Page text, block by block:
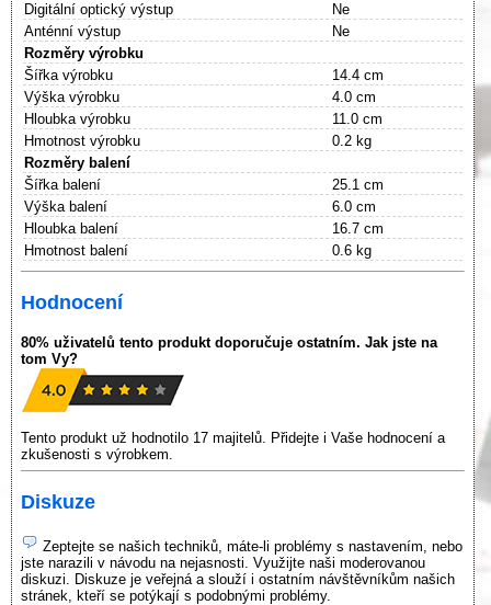
Digitální optický výstup
Ne
Anténní výstup
Ne
Rozměry výrobku
Šířka výrobku
14.4 cm
Výška výrobku
4.0 cm
Hloubka výrobku
11.0 cm
Hmotnost výrobku
0.2 kg
Rozměry balení
Šířka balení
25.1 cm
Výška balení
6.0 cm
Hloubka balení
16.7 cm
Hmotnost balení
0.6 kg
Hodnocení
80% uživatelů tento produkt doporučuje ostatním. Jak jste na
tom Vy?
Tento produkt už hodnotilo 17 majitelů. Přidejte i Vaše hodnocení a
zkušenosti s výrobkem.
Diskuze
Zeptejte se našich techniků, máte-li problémy s nastavením, nebo
jste narazili v návodu na nejasnosti. Využijte naši moderovanou
diskuzi. Diskuze je veřejná a slouží i ostatním návštěvníkům našich
stránek, kteří se potýkají s podobnými problémy.